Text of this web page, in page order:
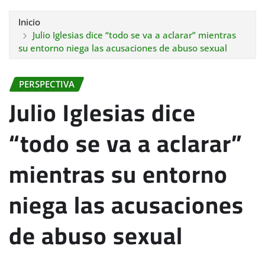
Inicio
Julio Iglesias dice “todo se va a aclarar” mientras
su entorno niega las acusaciones de abuso sexual
PERSPECTIVA
Julio Iglesias dice
“todo se va a aclarar”
mientras su entorno
niega las acusaciones
de abuso sexual